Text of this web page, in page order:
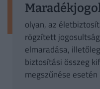
olyan, az
rögzített
elmaradása,
biztosítási összeg
megszűnése